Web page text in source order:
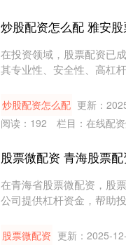
炒股配资怎么配 雅安
在投资领域，股票配资已
其专业性、安全性、高杠
炒股配资怎么配 更新：
阅读： 192 栏目： 在线配
股票微配资 青海股票
在青海省股票微配资，股
公司提供杠杆资金，帮助
股票微配资 更新：2025-